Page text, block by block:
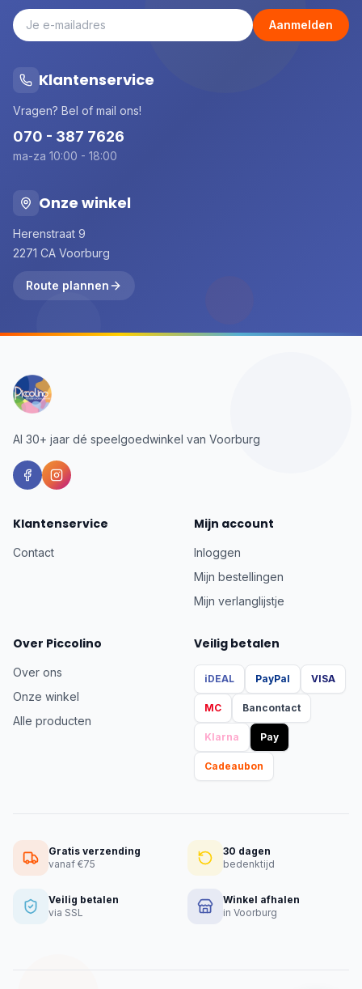
Aanmelden
Klantenservice
Vragen? Bel of mail ons!
070 - 387 7626
ma-za 10:00 - 18:00
Onze winkel
Herenstraat 9
2271 CA Voorburg
Route plannen
Al 30+ jaar dé speelgoedwinkel van Voorburg
Klantenservice
Contact
Mijn account
Inloggen
Mijn bestellingen
Mijn verlanglijstje
Over Piccolino
Over ons
Onze winkel
Alle producten
Veilig betalen
iDEAL PayPal VISA
MC Bancontact
Klarna Pay
Cadeaubon
Gratis verzending
vanaf €75
30 dagen
bedenktijd
Veilig betalen
via SSL
Winkel afhalen
in Voorburg